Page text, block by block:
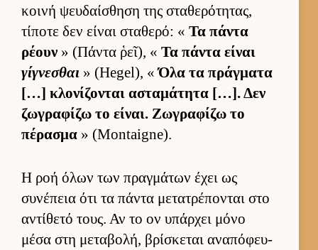
κοινή ψευ­δαί­σθηση της σταθερότητας,
τίποτε δεν εί­ναι σταθερό: « Τα πάντα
ρέουν » (Πάντα ῥεῖ), « Τα πάντα εί­ναι
γίγνεσθαι » (Hegel), «Όλα τα πράγ­ματα
[…] κλονίζονται ασταμάτητα […]. Δεν
ζωγραφίζω το εί­ναι. Ζωγραφίζω το
πέρασμα » (Montaigne).
Η ροή όλων των πραγ­μάτων έχει ως
συνέπεια ότι τα πάντα μετατρέπονται στο
αντίθετό τους. Αν το ον υπάρ­χει μόνο
μέσα στη μεταβολή, βρίσκεται αναπόφευ­